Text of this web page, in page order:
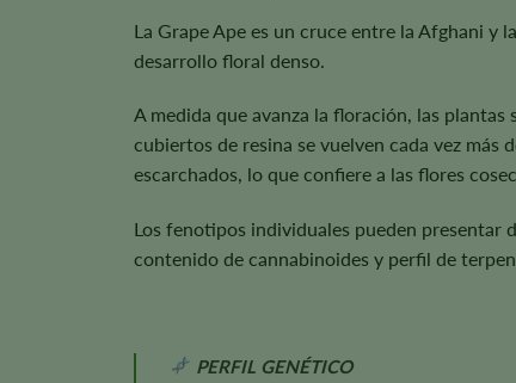
La Grape Ape es un cruce entre la Afghani y
desarrollo floral denso.
A medida que avanza la floración, las
cubiertos de resina se vuelven cada vez
escarchados, lo que confiere a las flores
Los fenotipos individuales pueden presentar
contenido de cannabinoides y perfil de
PERFIL GENÉTICO